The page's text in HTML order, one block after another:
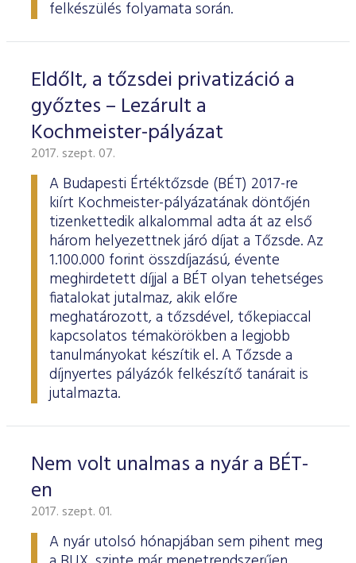
felkészülés folyamata során.
Eldőlt, a tőzsdei privatizáció a
győztes – Lezárult a
Kochmeister-pályázat
2017. szept. 07.
A Budapesti Értéktőzsde (BÉT) 2017-re
kiírt Kochmeister-pályázatának döntőjén
tizenkettedik alkalommal adta át az első
három helyezettnek járó díjat a Tőzsde. Az
1.100.000 forint összdíjazású, évente
meghirdetett díjjal a BÉT olyan tehetséges
fiatalokat jutalmaz, akik előre
meghatározott, a tőzsdével, tőkepiaccal
kapcsolatos témakörökben a legjobb
tanulmányokat készítik el. A Tőzsde a
díjnyertes pályázók felkészítő tanárait is
jutalmazta.
Nem volt unalmas a nyár a BÉT-
en
2017. szept. 01.
A nyár utolsó hónapjában sem pihent meg